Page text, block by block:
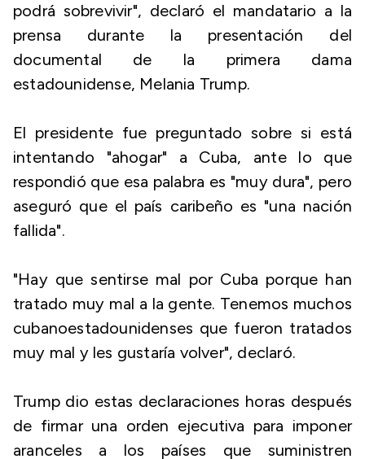
podrá sobrevivir", declaró el mandatario a la
prensa durante la presentación del
documental de la primera dama
estadounidense, Melania Trump.
El presidente fue preguntado sobre si está
intentando "ahogar" a Cuba, ante lo que
respondió que esa palabra es "muy dura", pero
aseguró que el país caribeño es "una nación
fallida".
"Hay que sentirse mal por Cuba porque han
tratado muy mal a la gente. Tenemos muchos
cubanoestadounidenses que fueron tratados
muy mal y les gustaría volver", declaró.
Trump dio estas declaraciones horas después
de firmar una orden ejecutiva para imponer
aranceles a los países que suministren